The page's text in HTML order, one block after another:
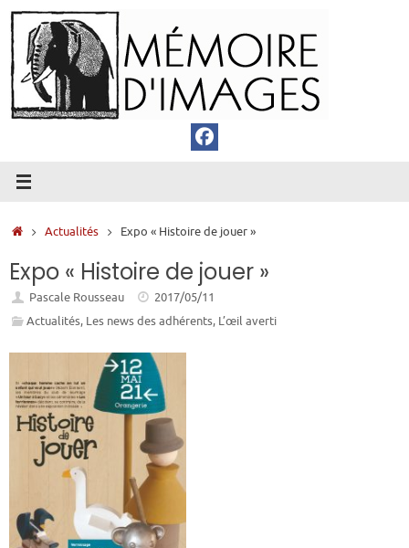
Passer
au
contenu
Accueil
Actualités Expo « Histoire de jouer »
Expo « Histoire de jouer »
Pascale Rousseau
2017/05/11
Actualités, Les news des adhérents, L’œil averti